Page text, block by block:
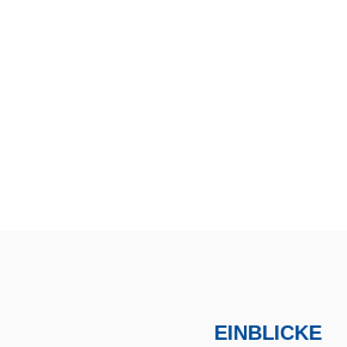
EINBLICKE